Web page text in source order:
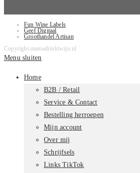
Fun Wine Labels
Geef Digitaal
Groothandel Artisan
Copyright mamadrinktwijn.nl
Menu sluiten
Home
B2B / Retail
Service & Contact
Bestelling herroepen
Mijn account
Over mij
Schrijfsels
Links TikTok